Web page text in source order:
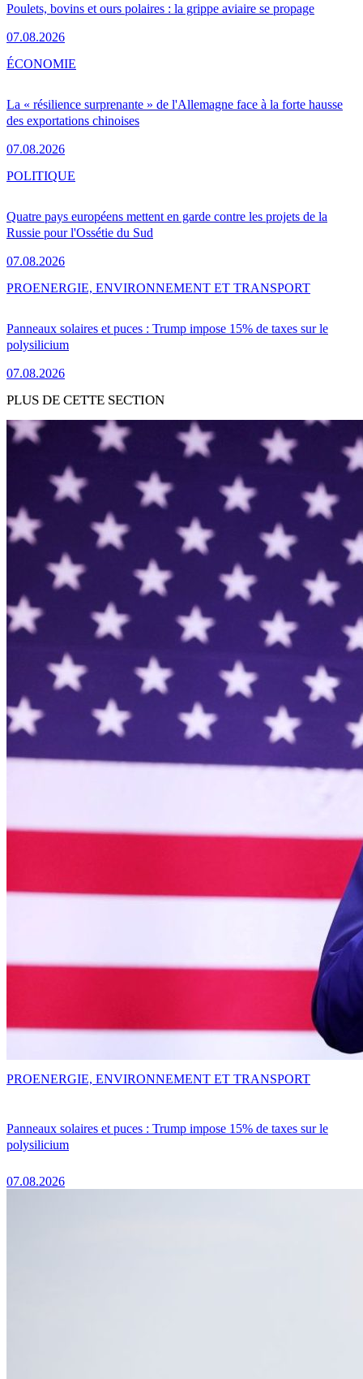
Poulets, bovins et ours polaires : la grippe aviaire se propage
07.08.2026
La « résilience surprenante » de l'Allemagne face à la forte hausse
des exportations chinoises
07.08.2026
ÉCONOMIE
Quatre pays européens mettent en garde contre les projets de la
Russie pour l'Ossétie du Sud
07.08.2026
POLITIQUE
Panneaux solaires et puces : Trump impose 15% de taxes sur le
polysilicium
07.08.2026
PROENERGIE, ENVIRONNEMENT ET TRANSPORT
PLUS DE CETTE SECTION
Panneaux solaires et puces : Trump impose 15% de taxes sur le
polysilicium
07.08.2026
PROENERGIE, ENVIRONNEMENT ET TRANSPORT